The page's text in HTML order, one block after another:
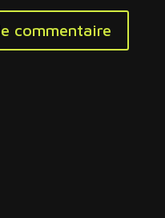
commentaire